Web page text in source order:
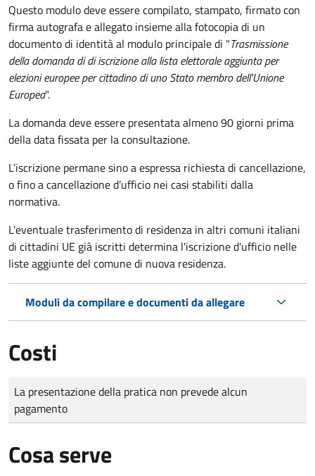
Questo modulo deve essere compilato, stampato, firmato con
firma autografa e allegato insieme alla fotocopia di un
documento di identità al modulo principale di "Trasmissione
della domanda di di iscrizione alla lista elettorale aggiunta per
elezioni europee per cittadino di uno Stato membro dell'Unione
Europea".
La domanda deve essere presentata almeno 90 giorni prima
della data fissata per la consultazione.
L’iscrizione permane sino a espressa richiesta di cancellazione,
o fino a cancellazione d’ufficio nei casi stabiliti dalla
normativa.
L'eventuale trasferimento di residenza in altri comuni italiani
di cittadini UE già iscritti determina l'iscrizione d'ufficio nelle
liste aggiunte del comune di nuova residenza.
Moduli da compilare e documenti da allegare
Costi
Tipo di pagamento
Importo
La presentazione della pratica non prevede alcun
pagamento
Cosa serve